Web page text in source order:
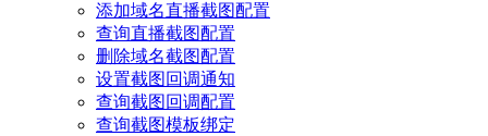
添加域名直播截图配置
查询直播截图配置
删除域名截图配置
设置截图回调通知
查询截图回调配置
查询截图模板绑定